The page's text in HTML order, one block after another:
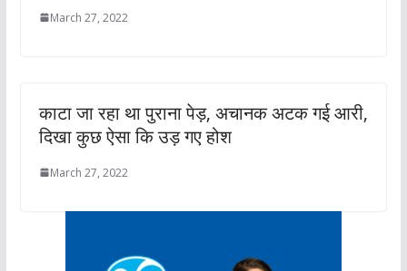
March 27, 2022
काटा जा रहा था पुराना पेड़, अचानक अटक गई आरी,
दिखा कुछ ऐसा कि उड़ गए होश
March 27, 2022